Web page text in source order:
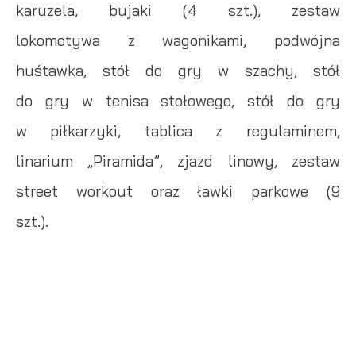
karuzela, bujaki (4 szt.), zestaw
lokomotywa z wagonikami, podwójna
huśtawka, stół do gry w szachy, stół
do gry w tenisa stołowego, stół do gry
w piłkarzyki, tablica z regulaminem,
linarium „Piramida”, zjazd linowy, zestaw
street workout oraz ławki parkowe (9
szt.).